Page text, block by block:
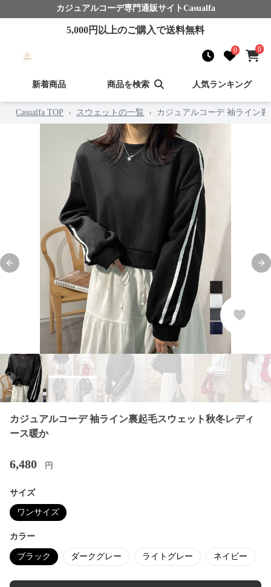
カジュアルコーデ専門通販サイト Casualfa
5,000円以上のご購入で送料無料
0 0
新着商品 商品を検索 人気ランキング
Casualfa TOP › スウェットの一覧 › カジュアルコーデ 袖ライン
Previous slide
カジュアルコーデ 袖ライン裏起毛スウェット秋冬レディ
ース暖か
6,480 円
サイズ
ワンサイズ
カラー
ブラック ダークグレー ライトグレー ネイビー